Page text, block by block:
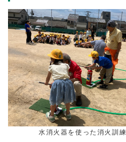
水消火器を使った消火訓練